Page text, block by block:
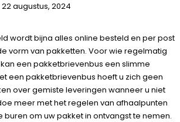
augustus, 2024
wordt bijna alles online besteld en per post
vorm van pakketten. Voor wie regelmatig
een pakketbrievenbus een slimme
een pakketbrievenbus hoeft u zich geen
over gemiste leveringen wanneer u niet
meer met het regelen van afhaalpunten
buren om uw pakket in ontvangst te nemen.